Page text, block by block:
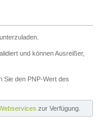
und können Ausreißer,
Sie den PNP-Wert des
zur Verfügung.